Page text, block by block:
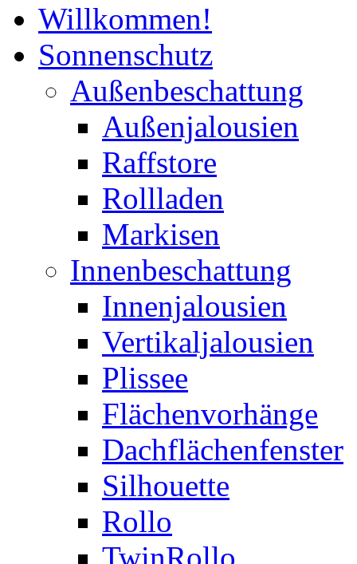
Willkommen!
Sonnenschutz
Außenbeschattung
Außenjalousien
Raffstore
Rollladen
Markisen
Innenbeschattung
Innenjalousien
Vertikaljalousien
Plissee
Flächenvorhänge
Dachflächenfenster
Silhouette
Rollo
TwinRollo